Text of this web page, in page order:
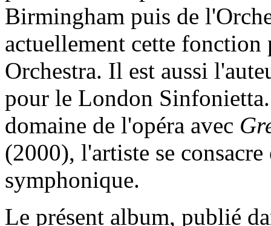
Birmingham puis de
actuellement cette
Orchestra. Il est aussi
pour le London
domaine de l'opéra avec
(2000), l'artiste se
symphonique.
Le présent album, publié